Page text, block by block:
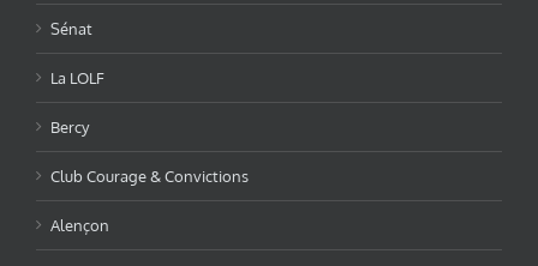
Sénat
La LOLF
Bercy
Club Courage & Convictions
Alençon